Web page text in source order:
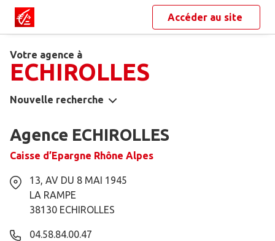
Accéder au site
Votre agence à
ECHIROLLES
Nouvelle recherche
Agence ECHIROLLES
Caisse d’Epargne Rhône Alpes
13, AV DU 8 MAI 1945
LA RAMPE
38130 ECHIROLLES
04.58.84.00.47